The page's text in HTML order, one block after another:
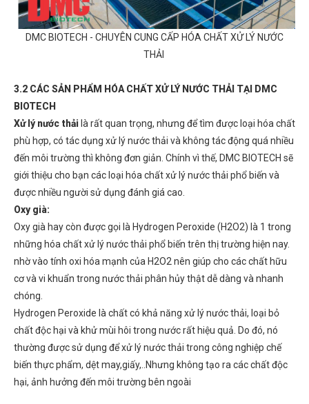
DMC BIOTECH - CHUYÊN CUNG CẤP HÓA CHẤT XỬ LÝ NƯỚC
THẢI
3.2 CÁC SẢN PHẨM HÓA CHẤT XỬ LÝ NƯỚC THẢI TẠI DMC
BIOTECH
Xử lý nước thải là rất quan trọng, nhưng để tìm được loại hóa chất
phù hợp, có tác dụng xử lý nước thải và không tác động quá nhiều
đến môi trường thì không đơn giản. Chính vì thế, DMC BIOTECH sẽ
giới thiệu cho bạn các loại hóa chất xử lý nước thải phổ biến và
được nhiều người sử dụng đánh giá cao.
Oxy già:
Oxy già hay còn được gọi là Hydrogen Peroxide (H2O2) là 1 trong
những hóa chất xử lý nước thải phổ biến trên thị trường hiện nay.
nhờ vào tính oxi hóa mạnh của H2O2 nên giúp cho các chất hữu
cơ và vi khuẩn trong nước thải phân hủy thật dễ dàng và nhanh
chóng.
Hydrogen Peroxide là chất có khả năng xử lý nước thải, loại bỏ
chất độc hại và khử mùi hôi trong nước rất hiệu quả. Do đó, nó
thường được sử dụng để xử lý nước thải trong công nghiệp chế
biến thực phẩm, dệt may,giấy,..Nhưng không tạo ra các chất độc
hại, ảnh hưởng đến môi trường bên ngoài